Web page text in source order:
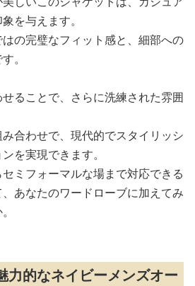
を与えます。
の完璧なフィット感と、細部への
。
ることで、さらに洗練された雰囲
合わせで、現代的でスタイリッシ
を実現できます。
ミフォーマルな場まで対応できる
あなたのワードローブに加えてみ
力的なネイビーメンズオー